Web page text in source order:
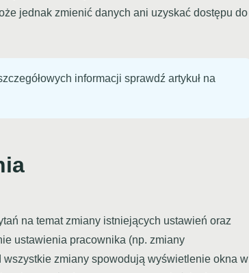
jednak zmienić danych ani uzyskać dostępu do
informacji sprawdź artykuł na
na temat zmiany istniejących ustawień oraz
ustawienia pracownika (np. zmiany
zmiany spowodują wyświetlenie okna w